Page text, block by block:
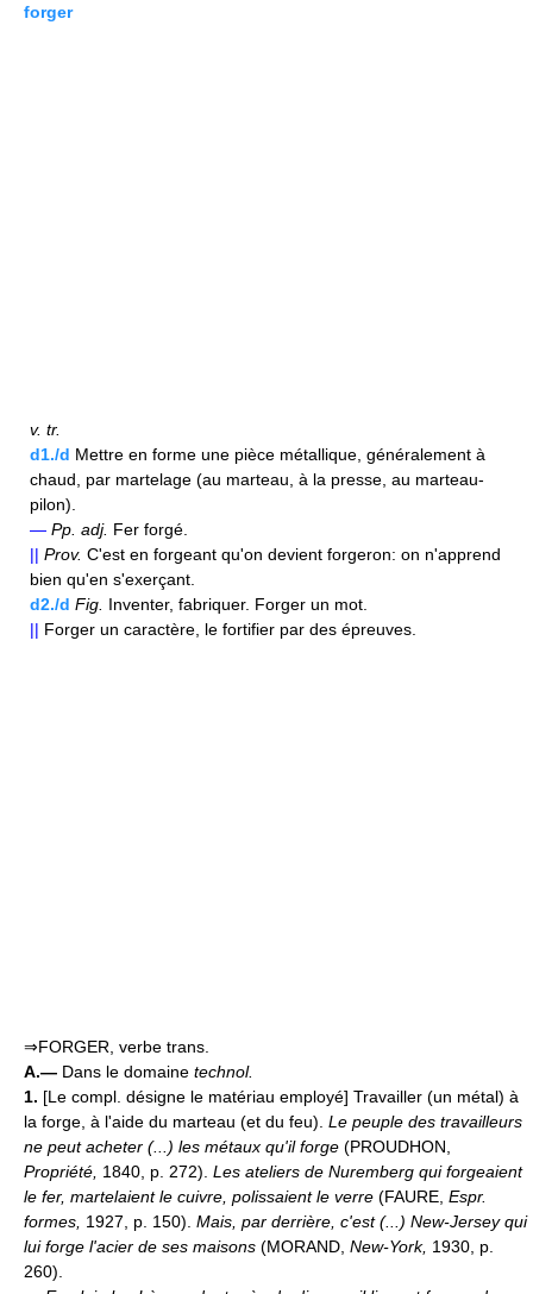
forger
v. tr.
d1./d Mettre en forme une pièce métallique, généralement à
chaud, par martelage (au marteau, à la presse, au marteau-
pilon).
— Pp. adj. Fer forgé.
|| Prov. C'est en forgeant qu'on devient forgeron: on n'apprend
bien qu'en s'exerçant.
d2./d Fig. Inventer, fabriquer. Forger un mot.
|| Forger un caractère, le fortifier par des épreuves.
⇒FORGER, verbe trans.
A.— Dans le domaine technol.
1. [Le compl. désigne le matériau employé] Travailler (un métal) à
la forge, à l'aide du marteau (et du feu). Le peuple des travailleurs
ne peut acheter (...) les métaux qu'il forge (PROUDHON,
Propriété, 1840, p. 272). Les ateliers de Nuremberg qui forgeaient
le fer, martelaient le cuivre, polissaient le verre (FAURE, Espr.
formes, 1927, p. 150). Mais, par derrière, c'est (...) New-Jersey qui
lui forge l'acier de ses maisons (MORAND, New-York, 1930, p.
260).